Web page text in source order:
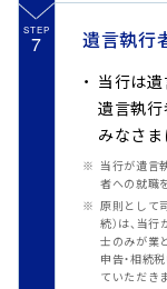
STEP
7 遺言執行
当行は
遺言執
みなさま
当行が遺言
者への就職
原則として
続）は、当
士のみが業
申告・相続
ていただき